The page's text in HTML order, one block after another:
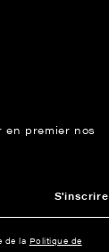
en premier nos
S'inscrire
de la Politique de